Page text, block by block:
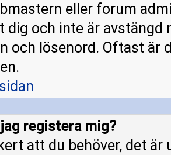
eller forum
dig och inte är
och lösenord. Oftast
registera mig?
att du behöver, det